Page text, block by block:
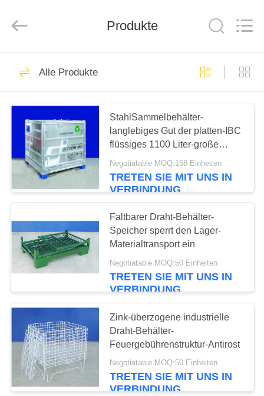
HAUS
PRODUKTE
ÜBER
UNS
FABRIK-
QUALITÄTSKONTROLLE
TRETEN
SIE
MIT
UNS
VERBINDUNG
Trade
Industrieller Draht-
Behälter
zusammenklappbarer
Drahtbehälter
15
Draht-Gitter-
Container
48
Produkte
Alle Produkte
StahlSammelbehälter-
langlebiges Gut der platten-IBC
flüssiges 1100 Liter-große
Kapazität
Negotiatable MOQ:158 Einheiten
TRETEN SIE MIT UNS IN
VERBINDUNG
Faltbarer Draht-Behälter-
Speicher sperrt den Lager-
Materialtransport ein
Negotiatable MOQ:50 Einheiten
TRETEN SIE MIT UNS IN
VERBINDUNG
Zink-überzogene industrielle
Draht-Behälter-
Feuergebührenstruktur-Antirost
Negotiatable MOQ:50 Einheiten
TRETEN SIE MIT UNS IN
VERBINDUNG